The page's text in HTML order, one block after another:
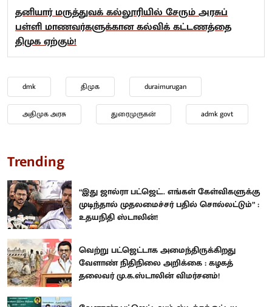
தனியார் மருத்துவக் கல்லூரியில் சேரும் அரசுப்
பள்ளி மாணவர்களுக்கான கல்விக் கட்டணத்தை
திமுக ஏற்கும்!
dmk திமுக duraimurugan
அதிமுக அரசு துரைமுருகன் admk govt
Trending
“இது ஜால்ரா பட்ஜெட்.. எங்கள் கேள்விகளுக்கு
முடிந்தால் முதலமைச்சர் பதில் சொல்லட்டும்” :
உதயநிதி ஸ்டாலின்!
வெற்று பட்ஜெட்டாக அமைந்திருக்கிறது
வேளாண் நிதிநிலை அறிக்கை : கழகத்
தலைவர் மு.க.ஸ்டாலின் விமர்சனம்!